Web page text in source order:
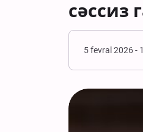
сәссиз
5 fevral 2026 -